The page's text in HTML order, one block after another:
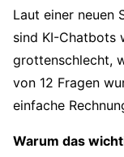
Laut einer neuen
sind KI-Chatbots
grottenschlecht,
von 12 Fragen
einfache
Warum das